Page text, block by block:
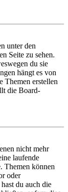
unter den
Seite zu sehen.
du sie
hängt es von
Themen erstellen
die Board-
nicht mehr
laufende
Themen können
oder
du auch die